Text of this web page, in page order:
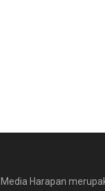
Media Harapan